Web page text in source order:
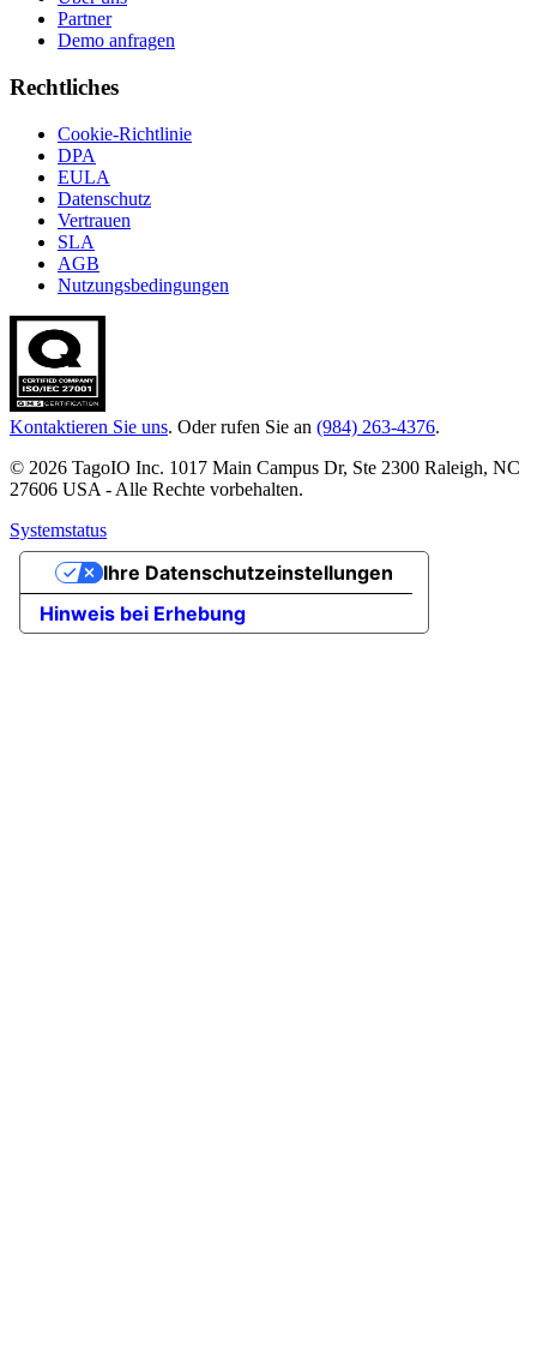
Partner
Demo anfragen
Rechtliches
Cookie-Richtlinie
DPA
EULA
Datenschutz
Vertrauen
SLA
AGB
Nutzungsbedingungen
Kontaktieren Sie uns. Oder rufen Sie an (984) 263-4376.
© 2026 TagoIO Inc. 1017 Main Campus Dr, Ste 2300 Raleigh, NC
27606 USA - Alle Rechte vorbehalten.
Systemstatus
Hinweis bei Erhebung
Ihre Datenschutzeinstellungen